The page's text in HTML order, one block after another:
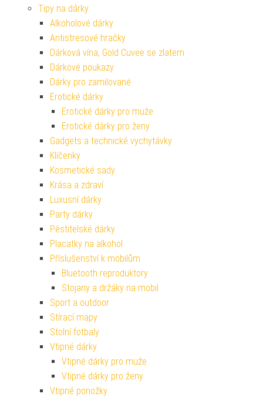
Tipy na dárky
Alkoholové dárky
Antistresové hračky
Dárková vína, Gold Cuvee se zlatem
Dárkové poukazy
Dárky pro zamilované
Erotické dárky
Erotické dárky pro muže
Erotické dárky pro ženy
Gadgets a technické vychytávky
Klíčenky
Kosmetické sady
Krása a zdraví
Luxusní dárky
Party dárky
Pěstitelské dárky
Placatky na alkohol
Příslušenství k mobilům
Bluetooth reproduktory
Stojany a držáky na mobil
Sport a outdoor
Stírací mapy
Stolní fotbaly
Vtipné dárky
Vtipné dárky pro muže
Vtipné dárky pro ženy
Vtipné ponožky